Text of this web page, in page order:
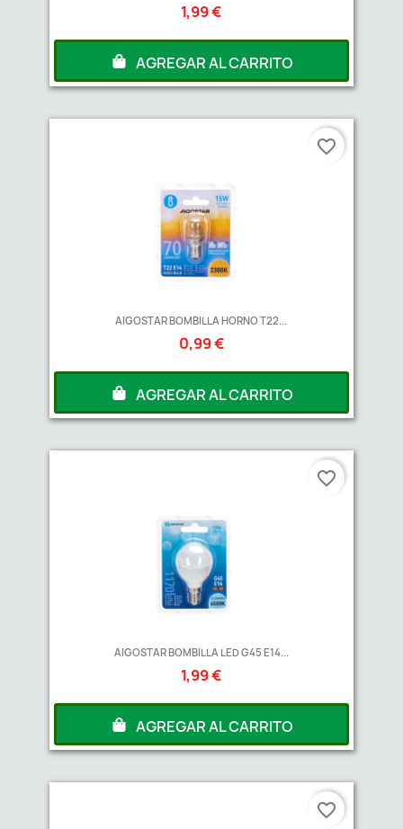
1,99 €
AGREGAR AL CARRITO
AIGOSTAR BOMBILLA HORNO T22...
0,99 €
AGREGAR AL CARRITO
favorite_border
AIGOSTAR BOMBILLA LED G45 E14...
1,99 €
AGREGAR AL CARRITO
favorite_border
favorite_border